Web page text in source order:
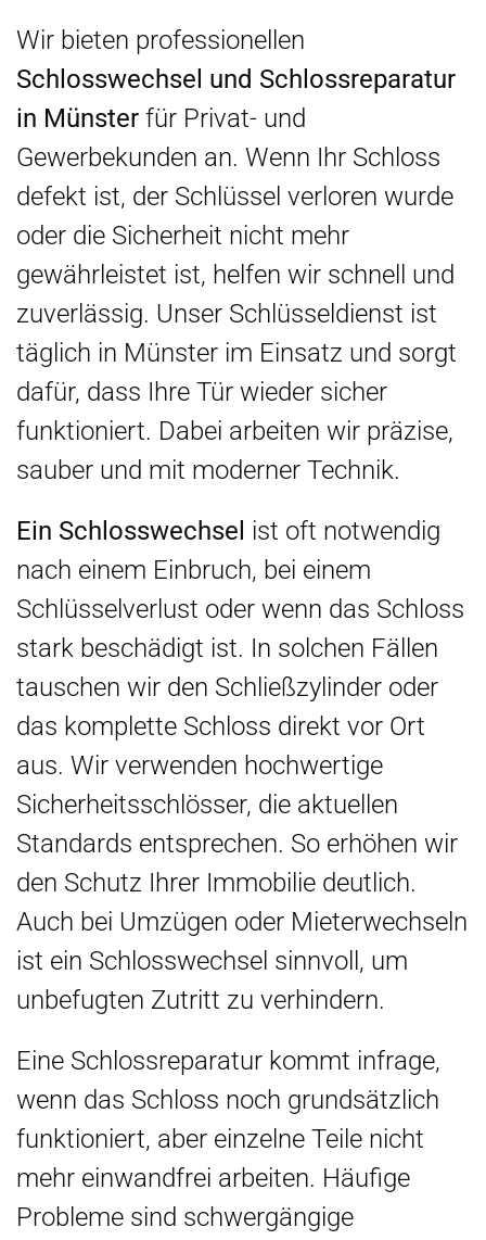
Wir bieten professionellen
Schlosswechsel und Schlossreparatur
in Münster für Privat- und
Gewerbekunden an. Wenn Ihr Schloss
defekt ist, der Schlüssel verloren wurde
oder die Sicherheit nicht mehr
gewährleistet ist, helfen wir schnell und
zuverlässig. Unser Schlüsseldienst ist
täglich in Münster im Einsatz und sorgt
dafür, dass Ihre Tür wieder sicher
funktioniert. Dabei arbeiten wir präzise,
sauber und mit moderner Technik.
Ein Schlosswechsel ist oft notwendig
nach einem Einbruch, bei einem
Schlüsselverlust oder wenn das Schloss
stark beschädigt ist. In solchen Fällen
tauschen wir den Schließzylinder oder
das komplette Schloss direkt vor Ort
aus. Wir verwenden hochwertige
Sicherheitsschlösser, die aktuellen
Standards entsprechen. So erhöhen wir
den Schutz Ihrer Immobilie deutlich.
Auch bei Umzügen oder Mieterwechseln
ist ein Schlosswechsel sinnvoll, um
unbefugten Zutritt zu verhindern.
Eine Schlossreparatur kommt infrage,
wenn das Schloss noch grundsätzlich
funktioniert, aber einzelne Teile nicht
mehr einwandfrei arbeiten. Häufige
Probleme sind schwergängige